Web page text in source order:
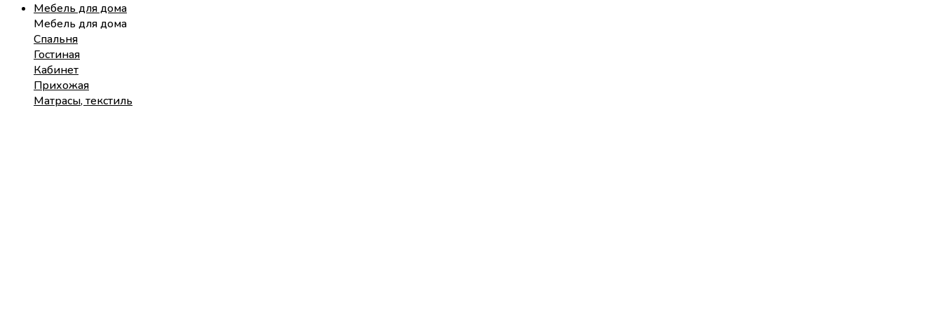
Мебель для дома
Мебель для дома
Спальня
Гостиная
Кабинет
Прихожая
Матрасы, текстиль